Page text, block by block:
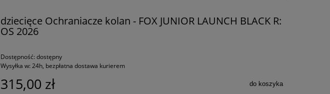
dziecięce Ochraniacze kolan - FOX JUNIOR LAUNCH BLACK R:
OS 2026
Dostępność: dostępny
Wysyłka w: 24h, bezpłatna dostawa kurierem
315,00 zł do koszyka